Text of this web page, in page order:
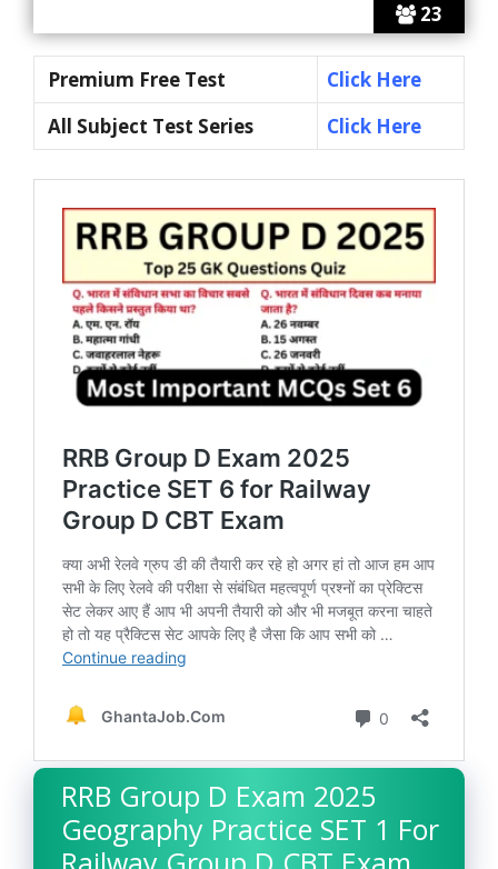
23
Premium Free Test
Click Here
All Subject Test Series
Click Here
RRB Group D Exam 2025
Geography Practice SET 1 For